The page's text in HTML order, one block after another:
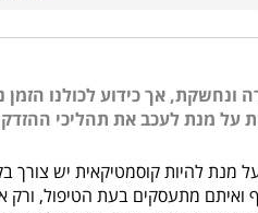
על מנת לעכב את תהליכי
מנת להיות קוסמטיקאית יש
ואיתם מתעסקים בעת הטיפול,